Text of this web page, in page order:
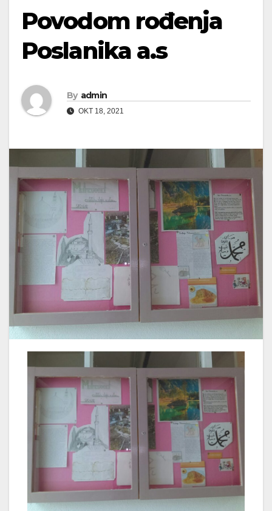
Povodom rođenja
Poslanika a.s
By admin
OKT 18, 2021